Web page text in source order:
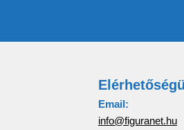
Email:
info@figuranet.hu